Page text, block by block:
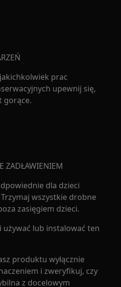
prac
upewnij się,
gorące.
ZADŁAWIENIEM
dla dzieci
wszystkie drobne
zasięgiem dzieci.
lub instalować ten
produktu wyłącznie
i zweryfikuj, czy
z docelowym